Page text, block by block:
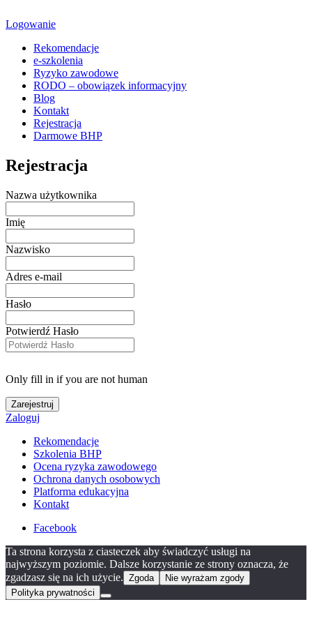
Logowanie
Rekomendacje
e-szkolenia
Ryzyko zawodowe
RODO – obowiązek informacyjny
Blog
Kontakt
Rejestracja
Darmowe BHP
Rejestracja
Nazwa użytkownika
Imię
Nazwisko
Adres e-mail
Hasło
Potwierdź Hasło
Only fill in if you are not human
Zaloguj
Rekomendacje
Szkolenia BHP
Ocena ryzyka zawodowego
Ochrona danych osobowych
Platforma edukacyjna
Kontakt
Facebook
Ta strona korzysta z ciasteczek aby świadczyć usługi na
najwyższym poziomie. Dalsze korzystanie ze strony oznacza, że
zgadzasz się na ich użycie. Zgoda
Nie wyrażam zgody
Polityka prywatności